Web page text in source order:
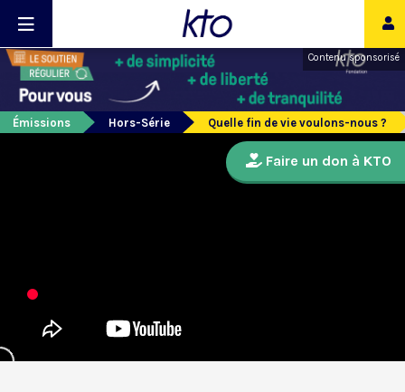
Contenu sponsorisé
Émissions Hors-Série Quelle fin de vie voulons-nous ?
Faire un don à KTO